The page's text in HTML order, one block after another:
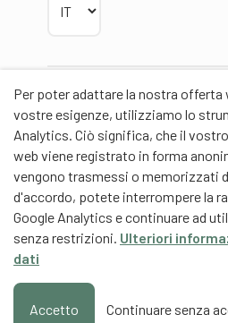
Per poter adattare la nostra offerta
vostre esigenze, utilizziamo lo
Analytics. Ciò significa, che il
web viene registrato in forma
vengono trasmessi o memorizzati
d'accordo, potete interrompere la
Google Analytics e continuare ad
senza restrizioni. Ulteriori
dati
Accetto Continuare senza
Partner
Partner di contenuti
Scuola universitaria